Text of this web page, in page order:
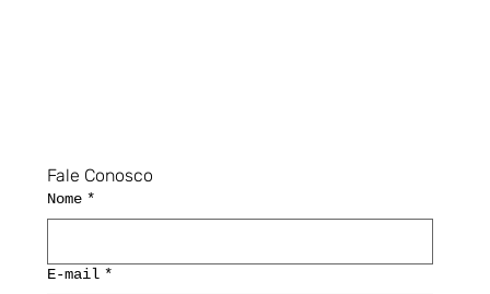
Fale Conosco
Nome *
E-mail *